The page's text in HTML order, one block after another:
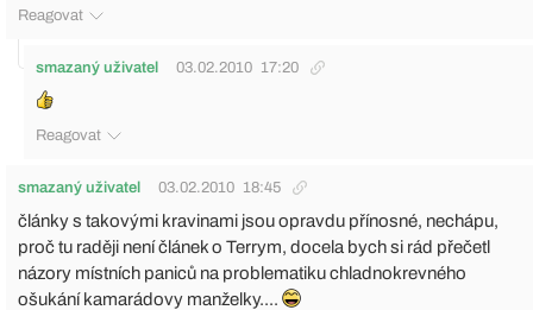
Reagovat
smazaný uživatel 03.02.2010 17:20
Reagovat
smazaný uživatel 03.02.2010 18:45
články s takovými kravinami jsou opravdu přínosné, nechápu,
proč tu raději není článek o Terrym, docela bych si rád přečetl
názory místních paniců na problematiku chladnokrevného
ošukání kamarádovy manželky....